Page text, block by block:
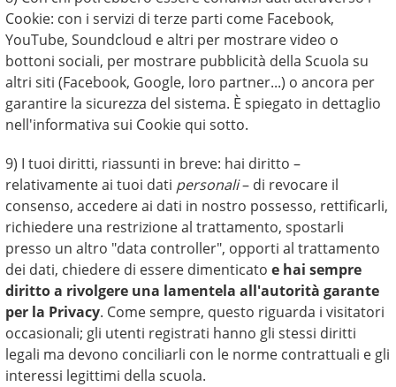
Cookie: con i servizi di terze parti come Facebook,
YouTube, Soundcloud e altri per mostrare video o
bottoni sociali, per mostrare pubblicità della Scuola su
altri siti (Facebook, Google, loro partner...) o ancora per
garantire la sicurezza del sistema. È spiegato in dettaglio
nell'informativa sui Cookie qui sotto.
9) I tuoi diritti, riassunti in breve: hai diritto –
relativamente ai tuoi dati personali– di revocare il
consenso, accedere ai dati in nostro possesso, rettificarli,
richiedere una restrizione al trattamento, spostarli
presso un altro "data controller", opporti al trattamento
dei dati, chiedere di essere dimenticatoe hai sempre
diritto a rivolgere una lamentela all'autorità garante
per la Privacy. Come sempre, questo riguarda i visitatori
occasionali; gli utenti registrati hanno gli stessi diritti
legali ma devono conciliarli con le norme contrattuali e gli
interessi legittimi della scuola.